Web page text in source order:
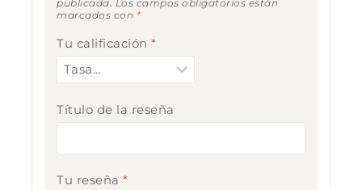
publicada. Los campos obligatorios están
marcados con *
Tu calificación *
Título de la reseña
Tu reseña *